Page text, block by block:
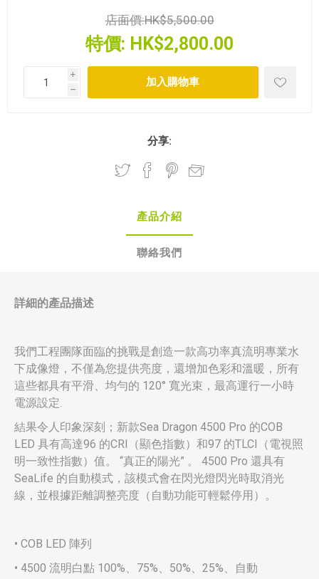
店面價:HK$5,500.00
特價: HK$2,800.00
i
h
分享:
產品介紹
聯絡我們
詳細的產品描述
我們工程團隊面臨的挑戰是創造一款高功率真流明專業水
下成像燈，不僅為您提供亮度，還增加色彩和溫暖，所有
這些都具有平滑、均勻的 120° 寬光束，最高運行一小時
電源設定.
結果令人印象深刻；新款Sea Dragon 4500 Pro 的COB
LED 具有高達96 的CRI（顯色指數）和97 的TLCI（電視照
明一致性指數）值。 “真正的陽光” 。 4500 Pro 還具有
SeaLife 的自動模式，該模式會在閃光燈閃光時取消光
線，並根據距離調整亮度（自動功能可輕鬆停用）。
• COB LED 陣列
• 4500 流明白點 100%、75%、50%、25%、自動